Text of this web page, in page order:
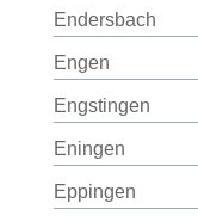
Endersbach
Engen
Engstingen
Eningen
Eppingen